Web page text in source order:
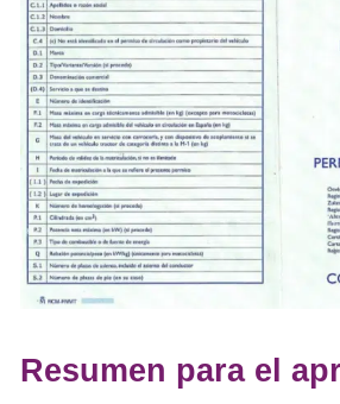
Permiso de circulación:
que el vehículo está
verde y contiene datos
modelo, número de plazas,
servicio al que se destina.
vehículo, ya sea en formato
puede suponer sanciones
Tarjeta de inspección
vehículo ha superado la
está homologado para
revisiones, kilometraje y
dispone de la cobertura
circular.